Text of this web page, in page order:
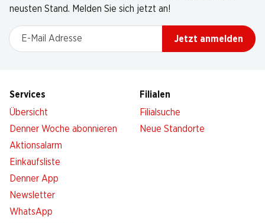
neusten Stand. Melden Sie sich jetzt an!
E-Mail Adresse
Jetzt anmelden
Services
Übersicht
Denner Woche abonnieren
Aktionsalarm
Einkaufsliste
Denner App
Newsletter
WhatsApp
Filialen
Filialsuche
Neue Standorte